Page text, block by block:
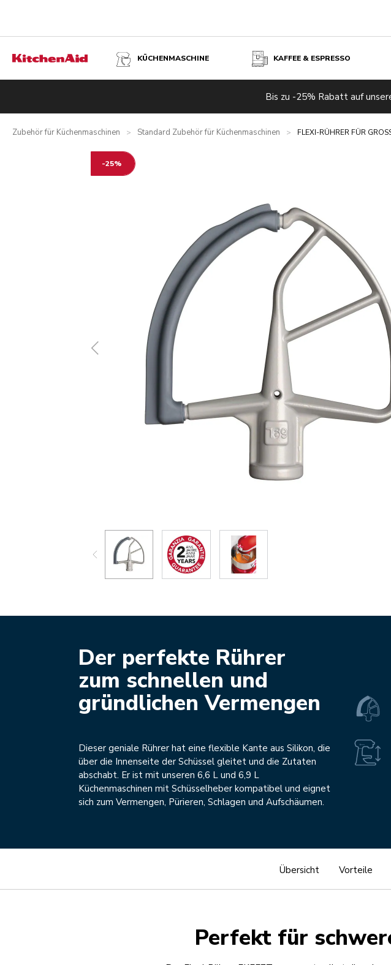
KÜCHENMASCHINE KAFFEE & ESPRESSO
Bis zu -25% Rabatt auf
Zubehör für Küchenmaschinen > Standard Zubehör für Küchenmaschinen > FLEXI-RÜHRER FÜR
-25%
Der perfekte Rührer
zum schnellen und
gründlichen Vermengen
Dieser geniale Rührer hat eine flexible Kante aus Silikon, die
über die Innenseite der Schüssel gleitet und die Zutaten
abschabt. Er ist mit unseren 6,6 L und 6,9 L
Küchenmaschinen mit Schüsselheber kompatibel und eignet
sich zum Vermengen, Pürieren, Schlagen und Aufschäumen.
Übersicht Vorteile
Perfekt für